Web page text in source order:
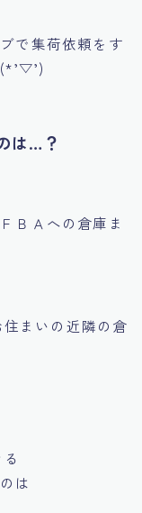
で集荷依頼をす
は…？
ＢＡへの倉庫ま
まいの近隣の倉
は